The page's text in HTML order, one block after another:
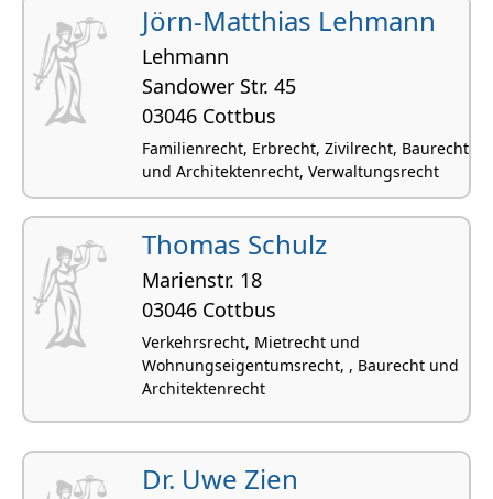
Jörn-Matthias Lehmann
Lehmann
Sandower Str. 45
03046 Cottbus
Familienrecht, Erbrecht, Zivilrecht, Baurecht
und Architektenrecht, Verwaltungsrecht
Thomas Schulz
Marienstr. 18
03046 Cottbus
Verkehrsrecht, Mietrecht und
Wohnungseigentumsrecht, , Baurecht und
Architektenrecht
Dr. Uwe Zien